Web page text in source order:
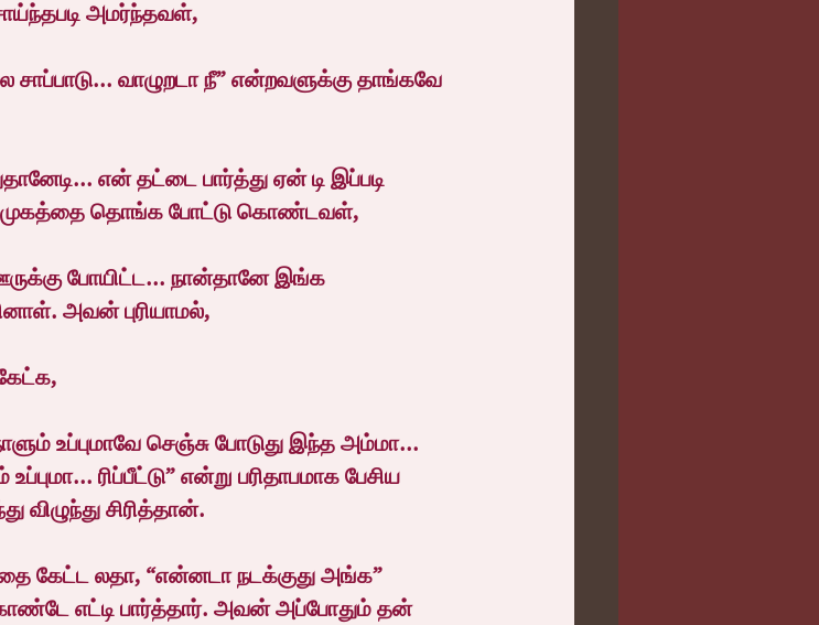
அமர்ந்தவள்,
சாப்பாடு... வாழுறடா நீ” என்றவளுக்கு தாங்கவே
என் தட்டை பார்த்து ஏன் டி இப்படி
முகத்தை தொங்க போட்டு கொண்டவள்,
போயிட்ட... நான்தானே இங்க
அவன் புரியாமல்,
உப்புமாவே செஞ்சு போடுது இந்த அம்மா...
ரிப்பீட்டு” என்று பரிதாபமாக பேசிய
சிரித்தான்.
கேட்ட லதா, “என்னடா நடக்குது அங்க”
எட்டி பார்த்தார். அவன் அப்போதும் தன்